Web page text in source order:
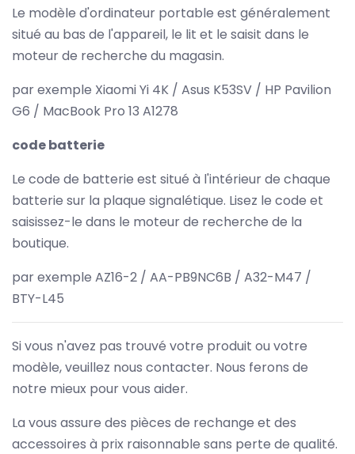
Le modèle d'ordinateur portable est généralement
situé au bas de l'appareil, le lit et le saisit dans le
moteur de recherche du magasin.
par exemple Xiaomi Yi 4K / Asus K53SV / HP Pavilion
G6 / MacBook Pro 13 A1278
code batterie
Le code de batterie est situé à l'intérieur de chaque
batterie sur la plaque signalétique. Lisez le code et
saisissez-le dans le moteur de recherche de la
boutique.
par exemple AZ16-2 / AA-PB9NC6B / A32-M47 /
BTY-L45
Si vous n'avez pas trouvé votre produit ou votre
modèle, veuillez nous contacter. Nous ferons de
notre mieux pour vous aider.
La vous assure des pièces de rechange et des
accessoires à prix raisonnable sans perte de qualité.